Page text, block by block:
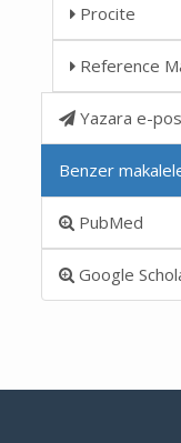
Procite
Reference
Yazara e-
Benzer
PubMed
Google